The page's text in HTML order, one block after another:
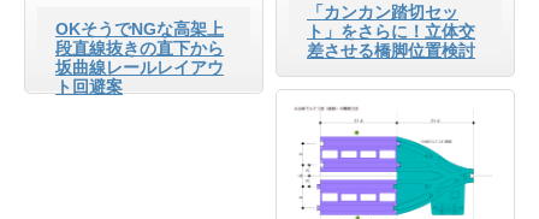
OKそうでNGな高架上
段直線抜きの直下から
坂曲線レールレイアウ
ト回避案
「カンカン踏切セッ
ト」をさらに！立体交
差させる橋脚位置検討